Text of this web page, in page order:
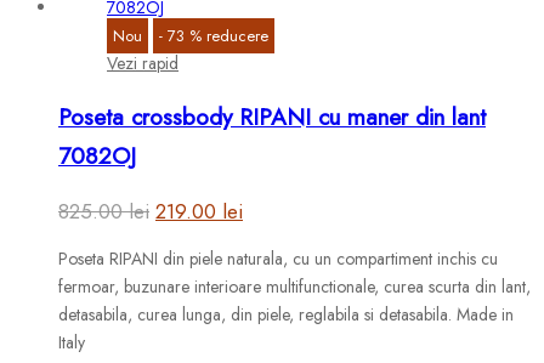
Nou - 73 % reducere
Vezi rapid
Poseta crossbody RIPANI cu maner din lant
7082OJ
825.00lei Prețul
inițial
a
fost:
219.00 lei
curent
este:
219.00 lei.
Poseta RIPANI din piele naturala, cu un compartiment inchis cu
fermoar, buzunare interioare multifunctionale, curea scurta din lant,
detasabila, curea lunga, din piele, reglabila si detasabila. Made in
Italy